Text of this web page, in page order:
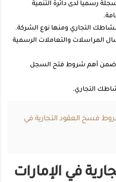
رسمياً لدى دائرة التنمية
التجاري ومنها نوع الشركة.
المراسلات والتعاملات الرسمية
ضمن أهم شروط فتح السجل
التجاري.
فسخ العقود التجارية في
في الإمارات